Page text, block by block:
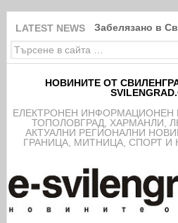
LATEST NEWS Забелязано в
НОВИНИТЕ ОТ
EЛЕКТРОНЕН ИНФОРМАЦИОНЕН
ТОПОЛОВГРАД, ХАРМАНЛИ,
АКТУАЛНИ РЕГИОНАЛНИ
ГРАНИЦА, МИТНИЦА, СПОРТ И